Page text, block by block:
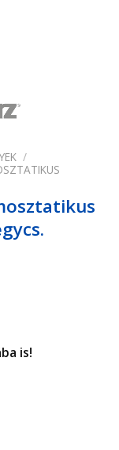
/
is!
sarok 1/2" 150/